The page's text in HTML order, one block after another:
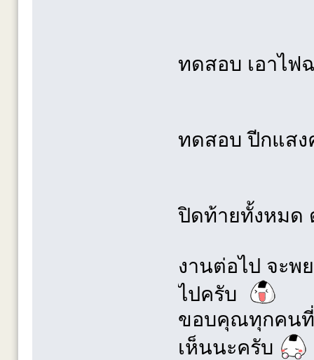
ทดสอบ เอาไฟ
ทดสอบ ปีกแสง
ปิดท้ายทั้งหมด
งานต่อไป จะ
ไปครับ
ขอบคุณทุกคนที่
เห็นนะครับ